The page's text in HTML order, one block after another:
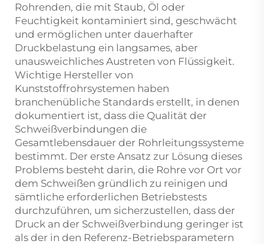
Rohrenden, die mit Staub, Öl oder
Feuchtigkeit kontaminiert sind, geschwächt
und ermöglichen unter dauerhafter
Druckbelastung ein langsames, aber
unausweichliches Austreten von Flüssigkeit.
Wichtige Hersteller von
Kunststoffrohrsystemen haben
branchenübliche Standards erstellt, in denen
dokumentiert ist, dass die Qualität der
Schweißverbindungen die
Gesamtlebensdauer der Rohrleitungssysteme
bestimmt. Der erste Ansatz zur Lösung dieses
Problems besteht darin, die Rohre vor Ort vor
dem Schweißen gründlich zu reinigen und
sämtliche erforderlichen Betriebstests
durchzuführen, um sicherzustellen, dass der
Druck an der Schweißverbindung geringer ist
als der in den Referenz-Betriebsparametern